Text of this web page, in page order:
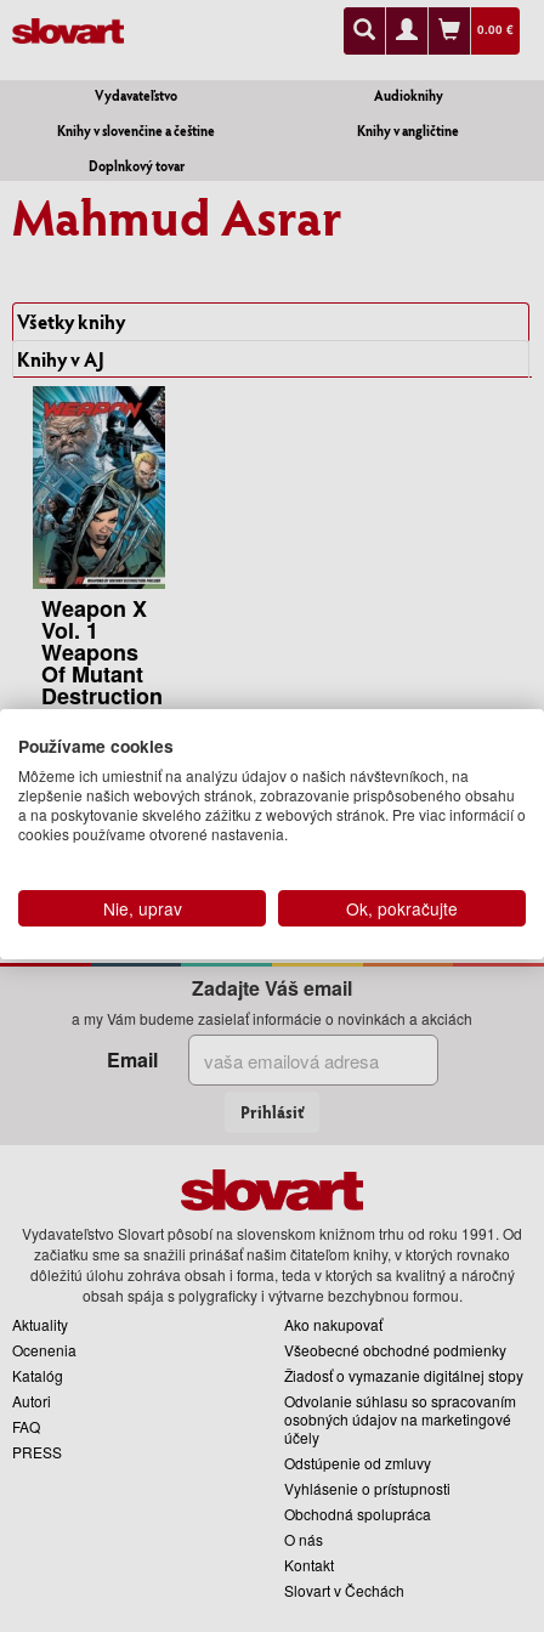
0.00 €
Vydavateľstvo
Audioknihy
Knihy v slovenčine a češtine
Knihy v angličtine
Doplnkový tovar
Mahmud Asrar
Všetky knihy
Knihy v AJ
Weapon X
Vol. 1
Weapons
Of Mutant
Destruction
Prelude
Greg Pak, Greg
Land, Mahmud
Asrar
14.50 €
objednávku
Zadajte Váš email
a my Vám budeme zasielať informácie o novinkách a akciách
Email
Prihlásiť
Vydavateľstvo Slovart pôsobí na slovenskom knižnom trhu od roku 1991. Od
začiatku sme sa snažili prinášať našim čitateľom knihy, v ktorých rovnako
dôležitú úlohu zohráva obsah i forma, teda v ktorých sa kvalitný a náročný
obsah spája s polygraficky i výtvarne bezchybnou formou.
Aktuality
Ocenenia
Katalóg
Autori
FAQ
PRESS
Ako nakupovať
Všeobecné obchodné podmienky
Žiadosť o vymazanie digitálnej stopy
Odvolanie súhlasu so spracovaním
osobných údajov na marketingové
účely
Odstúpenie od zmluvy
Vyhlásenie o prístupnosti
Obchodná spolupráca
O nás
Kontakt
Slovart v Čechách
Používame cookies
Môžeme ich umiestniť na analýzu údajov o našich návštevníkoch, na
zlepšenie našich webových stránok, zobrazovanie prispôsobeného obsahu
a na poskytovanie skvelého zážitku z webových stránok. Pre viac informácií o
cookies používame otvorené nastavenia.
Nie, uprav Ok, pokračujte